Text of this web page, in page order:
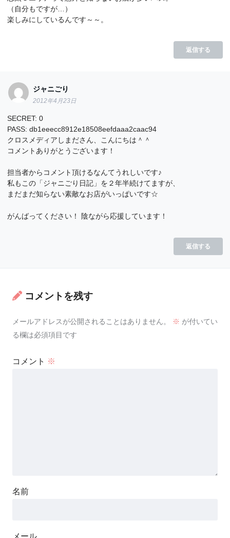
（自分もですが…）
楽しみにしているんです～～。
返信する
ジャニごり
2012年4月23日
SECRET: 0
PASS: db1eeecc8912e18508eefdaaa2caac94
クロスメディアしまださん、こんにちは＾＾
コメントありがとうございます！
担当者からコメント頂けるなんてうれしいです♪
私もこの「ジャニごり日記」を２年半続けてますが、
まだまだ知らない素敵なお店がいっぱいです☆
がんばってください！ 陰ながら応援しています！
返信する
コメントを残す
メールアドレスが公開されることはありません。 ※ が付いてい
る欄は必須項目です
コメント ※
名前
メール